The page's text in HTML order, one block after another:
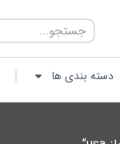
دسته بندی ها